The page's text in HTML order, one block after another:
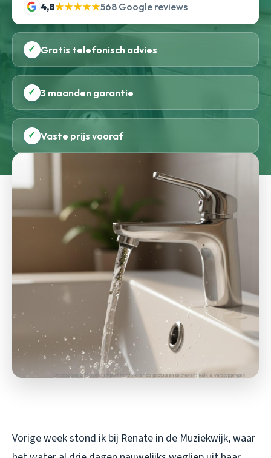
4,8★★★★★568 Google reviews
✓ Gratis telefonisch advies
✓ 3 maanden garantie
✓ Vaste prijs vooraf
Vorige week stond ik bij Renate in de Muziekwijk, waar